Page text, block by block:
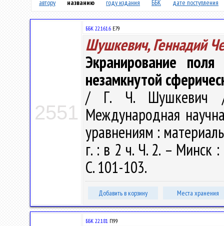
автору
названию году издания ББК дате поступления
2551
ББК 22.161.6 Е79
Шушкевич, Геннадий
Экранирование поля
незамкнутой
/ Г. Ч. Шушкевич //
Международная
уравнениям :
г. : в 2 ч. Ч. 2. – Минск
С. 101-103.
Добавить в корзину Места хранения
ББК 22.181 П99